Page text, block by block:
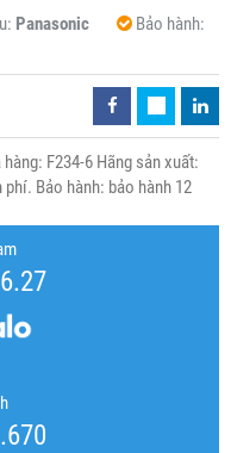
Panasonic
Bảo hành:
F234-6 Hãng sản xuất:
Bảo hành: bảo hành 12